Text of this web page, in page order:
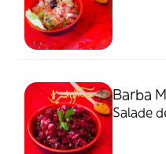
Barba
Salade